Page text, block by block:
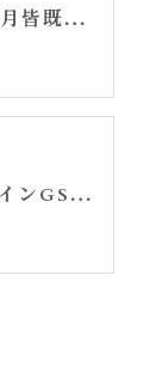
3月3日乙女座満月皆既月食セントジャーメインGSVF遠隔お知らせ
セントジャーメインGSVF清塩パーフェクトタイミング販売